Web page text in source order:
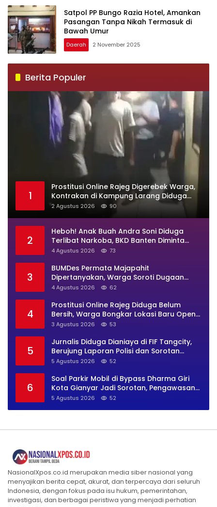
Satpol PP Bungo Razia Hotel, Amankan
Pasangan Tanpa Nikah Termasuk di
Bawah Umur
Daerah 2 November 2025
Berita Populer
1
Prostitusi Online Rajeg Digerebek Warga,
Kontrakan di Kampung Larang Diduga
Jadi Sarang Maksiat
2 Agustus 2026 90
2
Heboh! Anak Buah Andra Soni Diduga
Terlibat Narkoba, BKD Banten Diminta
Buka Suara
4 Agustus 2026 73
3
BUMDes Permata Majapahit
Dipertanyakan, Warga Soroti Dugaan
Pengelolaan Tak Transparan
4 Agustus 2026 62
4
Prostitusi Online Rajeg Diduga Belum
Bersih, Warga Bongkar Lokasi Baru Open
BO Usai Penggerebekan
3 Agustus 2026 53
5
Jurnalis Diduga Dianiaya di FIF Tangcity,
Berujung Laporan Polisi dan Sorotan
Kebebasan Pers
5 Agustus 2026 52
6
Soal Parkir Mobil di Bypass Dharma Giri
Kota Gianyar Jadi Sorotan, Pengawasan
Inkait Dipertanyakan
5 Agustus 2026 52
NasionalXpos.co.id merupakan media siber nasional yang
menyajikan berita cepat, akurat, dan terpercaya dari seluruh
Indonesia, dengan fokus pada isu hukum, pemerintahan,
investigasi, dan berbagai peristiwa yang menjadi perhatian